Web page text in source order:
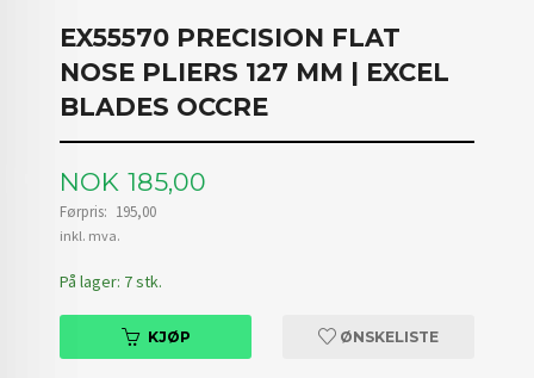
EX55570 PRECISION FLAT
NOSE PLIERS 127 MM | EXCEL
BLADES OCCRE
Tilbud
NOK 185,00
Førpris: 195,00
Rabatt
inkl. mva.
På lager: 7 stk.
KJØP ØNSKELISTE